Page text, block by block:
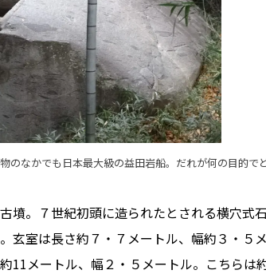
のなかでも日本最大級の益田岩船。だれが何の目的で
墳。７世紀初頭に造られたとされる横穴式
玄室は長さ約７・７メートル、幅約３・５
11メートル、幅２・５メートル。こちらは